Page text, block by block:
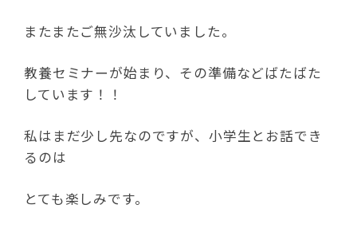
またまたご無沙汰していました。
教養セミナーが始まり、その準備などばたばた
しています！！
私はまだ少し先なのですが、小学生とお話でき
るのは
とても楽しみです。